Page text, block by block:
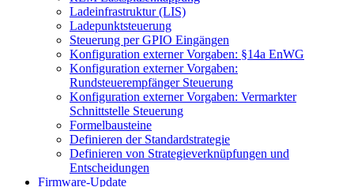
Ladeinfrastruktur (LIS)
Ladepunktsteuerung
Steuerung per GPIO Eingängen
Konfiguration externer Vorgaben: §14a EnWG
Konfiguration externer Vorgaben:
Rundsteuerempfänger Steuerung
Konfiguration externer Vorgaben: Vermarkter
Schnittstelle Steuerung
Formelbausteine
Definieren der Standardstrategie
Definieren von Strategieverknüpfungen und
Entscheidungen
Firmware-Update